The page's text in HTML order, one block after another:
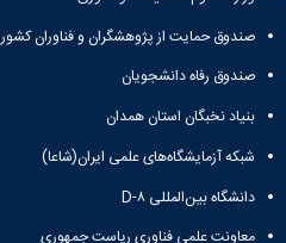
صندوق حمایت از پژوهشگران و فناوران کشور
صندوق رفاه دانشجویان
بنیاد نخبگان استان همدان
شبکه آزمایشگاه‌های علمی ایران(شاعا)
دانشگاه بین‌المللی D-۸
معاونت علمی فناوری ریاست جمهوری